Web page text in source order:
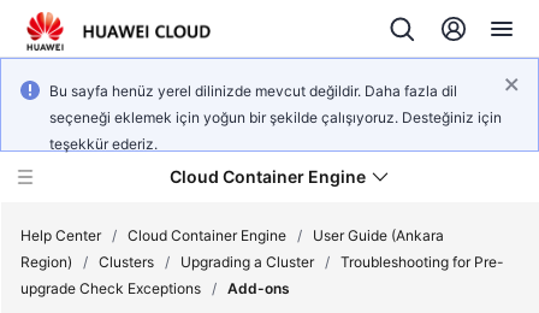
Bu sayfa henüz yerel dilinizde mevcut değildir. Daha fazla dil
seçeneği eklemek için yoğun bir şekilde çalışıyoruz. Desteğiniz için
teşekkür ederiz.
Cloud Container Engine
Help Center / Cloud Container Engine /
User Guide (Ankara
Region)
/ Clusters / Upgrading a Cluster / Troubleshooting for Pre-
upgrade Check Exceptions / Add-ons